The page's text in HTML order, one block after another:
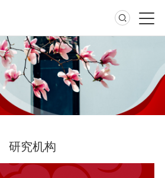
研究机构